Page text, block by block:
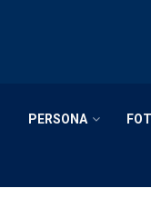
PERSONA